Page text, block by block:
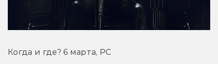
Когда и где? 6 марта, PC